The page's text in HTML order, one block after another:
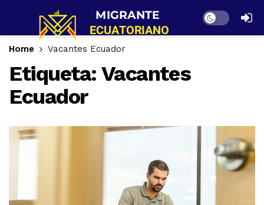
Dark mode
Home Vacantes Ecuador
Etiqueta: Vacantes
Ecuador